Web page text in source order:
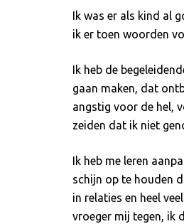
Ik was er als kind al
ik er toen woorden
Ik heb de
gaan maken, dat
angstig voor de hel,
zeiden dat ik niet
Ik heb me leren
schijn op te houden
in relaties en heel
vroeger mij tegen, ik